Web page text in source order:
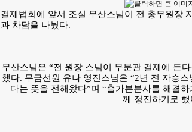
결제법회에 앞서 조실 무산스님이 전 총무원장
과 차담을 나눴다.
무산스님은 “전 원장 스님이 무문관 결제에 든
했다. 무금선원 유나 영진스님은 “2년 전 자승
다는 뜻을 전해왔다”며 “출가본분사를 해결
께 정진하기로